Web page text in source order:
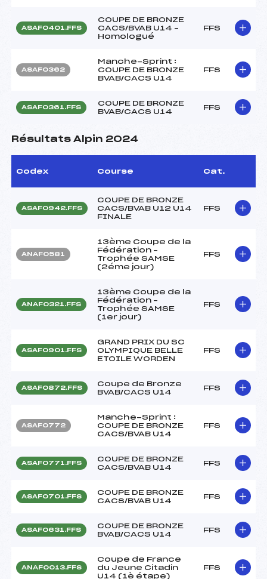
ASAF0401.FFS
COUPE DE BRONZE
CACS/BVAB U14 –
Homologué
FFS
ASAF0362
Manche-Sprint :
COUPE DE BRONZE
BVAB/CACS U14
FFS
ASAF0361.FFS
COUPE DE BRONZE
BVAB/CACS U14
FFS
Résultats Alpin 2024
Codex Course Cat.
ASAF0942.FFS
COUPE DE BRONZE
CACS/BVAB U12 U14
FINALE
FFS
ANAF0581
13ème Coupe de la
Fédération –
Trophée SAMSE
(2éme jour)
FFS
ANAF0321.FFS
13ème Coupe de la
Fédération –
Trophée SAMSE
(1er jour)
FFS
ASAF0901.FFS
GRAND PRIX DU SC
OLYMPIQUE BELLE
ETOILE WORDEN
FFS
ASAF0872.FFS
Coupe de Bronze
BVAB/CACS U14
FFS
ASAF0772
Manche-Sprint :
COUPE DE BRONZE
CACS/BVAB U14
FFS
ASAF0771.FFS
COUPE DE BRONZE
CACS/BVAB U14
FFS
ASAF0701.FFS
COUPE DE BRONZE
CACS/BVAB U14
FFS
ASAF0631.FFS
COUPE DE BRONZE
BVAB/CACS U14
FFS
ANAF0013.FFS
Coupe de France
du Jeune Citadin
U14 (1è étape)
FFS